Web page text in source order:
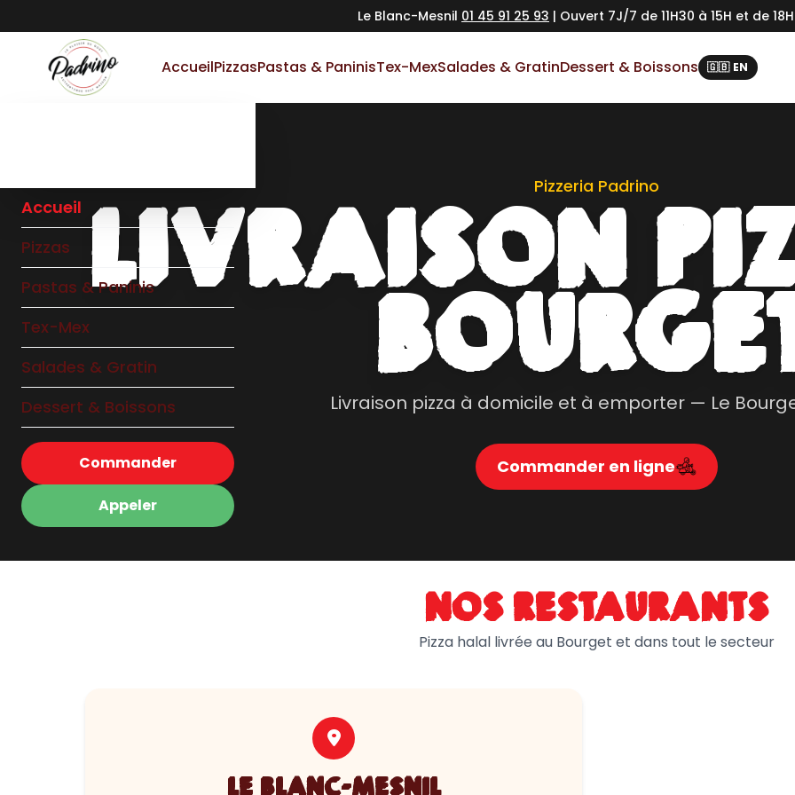
Le Blanc-Mesnil 01 45 91 25 93 | Ouvert 7J/7 de 11H30 à 15H et de
AccueilPizzasPastas & PaninisTex-MexSalades & GratinDessert & Boissons 🇬🇧 EN
Accueil
Pizzas
Pastas & Paninis
Tex-Mex
Salades & Gratin
Dessert & Boissons
Commander
Appeler
Pizzeria Padrino
LIVRAISON
Livraison pizza à domicile et à emporter — Le
Commander en ligne
NOS RESTAURANTS
Pizza halal livrée au Bourget et dans tout le secteur
LE BLANC-MESNIL